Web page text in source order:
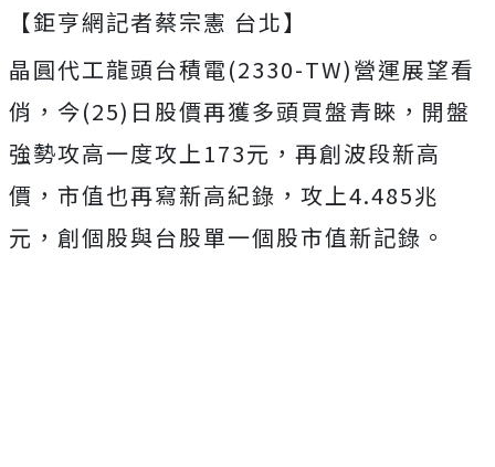
【鉅亨網記者蔡宗憲 台北】
晶圓代工龍頭台積電(2330-TW)營運展望看
俏，今(25)日股價再獲多頭買盤青睞，開盤
強勢攻高一度攻上173元，再創波段新高
價，市值也再寫新高紀錄，攻上4.485兆
元，創個股與台股單一個股市值新記錄。